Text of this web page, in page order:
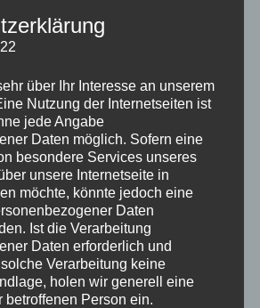
Wie viel gemahlener Kaffee
genügen. Wir messen ab – das
doch etwas wenig zu sein. Conny
etwa 1,8 g sein; man soll ja noch die
Glas lesen können.
den Kaffee an, und tatsächlich –
dem Buure Brand (61 % Vol.)
Aroma. Zum Kaffee – es werden
wird ein Hinterländer Z’Vieri-Plättli
über Ihr Interesse an unserem
Nutzung der Internetseiten ist
jede Angabe
Daten möglich. Sofern eine
besondere Services unseres
unsere Internetseite in
möchte, könnte jedoch eine
Daten
Ist die Verarbeitung
Daten erforderlich und
Verarbeitung keine
holen wir generell eine
betroffenen Person ein.